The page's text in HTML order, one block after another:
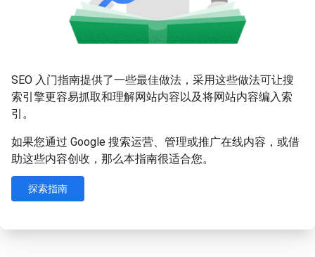
SEO 入门指南提供了一些最佳做法，采用这些做法可让搜
索引擎更容易抓取和理解网站内容以及将网站内容编入索
引。
如果您通过 Google 搜索运营、管理或推广在线内容，或借
助这些内容创收，那么本指南很适合您。
探索指南